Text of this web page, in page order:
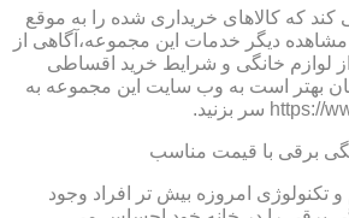
که کالاهای خریداری شده را به موقع
دیگر خدمات این مجموعه،آگاهی از
از لوازم خانگی و شرایط خرید اقساطی
بهتر است به وب سایت این مجموعه به
برقی با قیمت مناسب
تکنولوژی امروزه بیش تر افراد وجود